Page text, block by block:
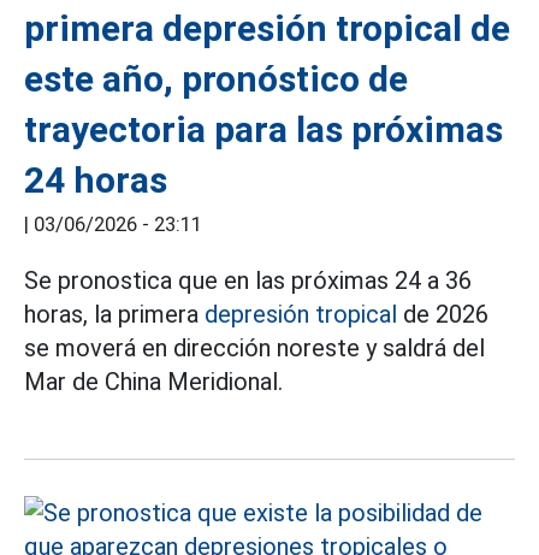
primera depresión tropical de
este año, pronóstico de
trayectoria para las próximas
24 horas
| 03/06/2026 - 23:11
Se pronostica que en las próximas 24 a 36
horas, la primera depresión tropical de 2026
se moverá en dirección noreste y saldrá del
Mar de China Meridional.